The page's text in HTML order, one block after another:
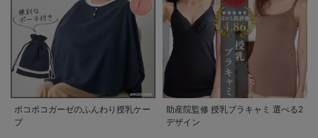
ポコポコガーゼのふんわり授乳ケー
プ
助産院監修 授乳ブラキャミ 選べる2
デザイン